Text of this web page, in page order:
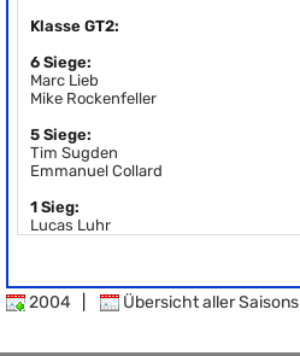
Klasse GT2:
6 Siege:
Marc Lieb
Mike Rockenfeller
5 Siege:
Tim Sugden
Emmanuel Collard
1 Sieg:
Lucas Luhr
2004 Übersicht aller Saisons